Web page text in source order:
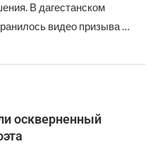
В дагестанском
видео призыва …
оскверненный